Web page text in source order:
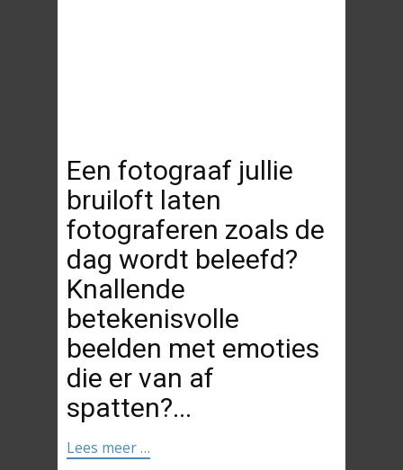
Een fotograaf jullie
bruiloft laten
fotograferen zoals de
dag wordt beleefd?
Knallende
betekenisvolle
beelden met emoties
die er van af
spatten?...
Lees meer …